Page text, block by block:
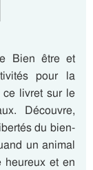
Bien être et
pour la
ce livret sur le
Découvre,
du bien-
un animal
heureux et en